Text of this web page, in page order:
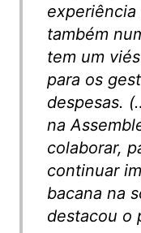
experiência
também
tem um
para os
despesas.
na
colaborar,
continuar
bacana na
destacou o